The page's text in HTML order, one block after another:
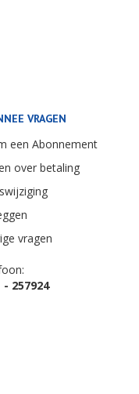
VRAGEN
een Abonnement
over betaling
vragen
- 257924